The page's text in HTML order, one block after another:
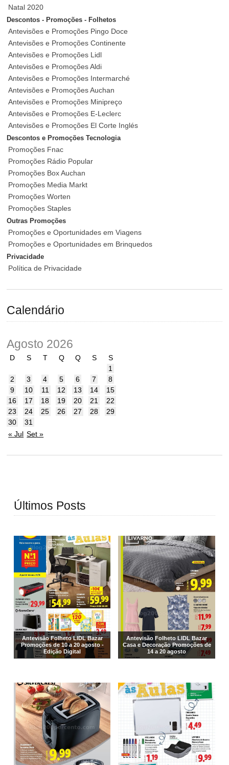
Natal 2020
Descontos - Promoções - Folhetos
Antevisões e Promoções Pingo Doce
Antevisões e Promoções Continente
Antevisões e Promoções Lidl
Antevisões e Promoções Aldi
Antevisões e Promoções Intermarché
Antevisões e Promoções Auchan
Antevisões e Promoções Minipreço
Antevisões e Promoções E-Leclerc
Antevisões e Promoções El Corte Inglés
Descontos e Promoções Tecnologia
Promoções Fnac
Promoções Rádio Popular
Promoções Box Auchan
Promoções Media Markt
Promoções Worten
Promoções Staples
Outras Promoções
Promoções e Oportunidades em Viagens
Promoções e Oportunidades em Brinquedos
Privacidade
Política de Privacidade
Calendário
Agosto 2026
D S T Q Q S
S
1
2
3 4 5 6 7
8
9
10 11 12 13 14
15
16
17 18 19 20 21
22
23
24 25 26 27 28
29
30
31
« Jul Set »
Últimos Posts
Antevisão Folheto LIDL Bazar
Promoções de 10 a 20 agosto -
Edição Digital
Antevisão Folheto LIDL Bazar
Casa e Decoração Promoções de
14 a 20 agosto